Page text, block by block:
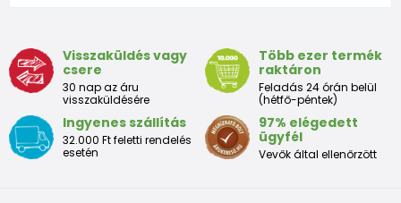
Visszaküldés vagy
csere
30 nap az áru
visszaküldésére
Több ezer termék
raktáron
Feladás 24 órán belül
(hétfő-péntek)
Ingyenes szállítás
32.000 Ft feletti rendelés
esetén
97% elégedett
ügyfél
Vevők által ellenőrzött